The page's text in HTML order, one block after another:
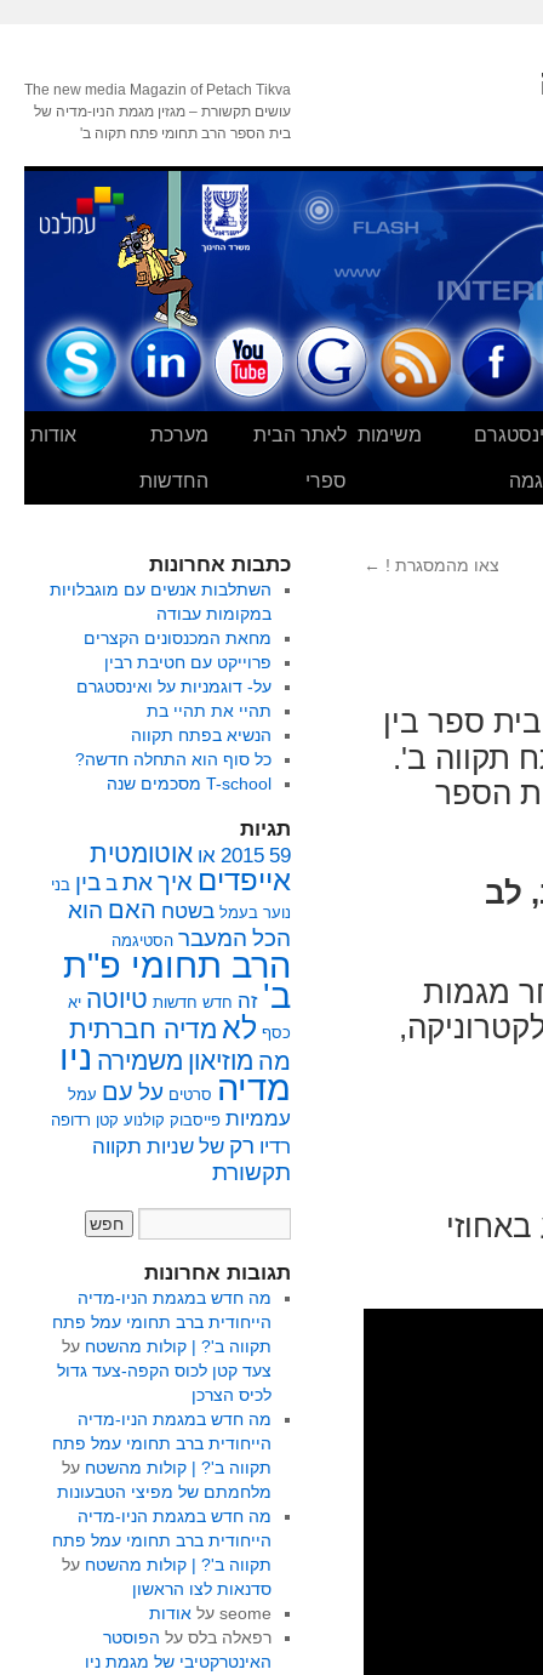
The new media Magazin of Petach Tikva
עושים תקשורת – מגזין מגמת הניו-מדיה של
בית הספר הרב תחומי פתח תקוה ב'
משימות לאתר הבית
ספרי
מערכת
החדשות
אודות
צאו מהמסגרת ! ←
ספר בין
תקווה ב'.
הספר
לב
מגמות
כתבות אחרונות
השתלבות אנשים עם מוגבלויות
במקומות עבודה
מחאת המכנסונים הקצרים
פרוייקט עם חטיבת רבין
על- דוגמניות על ואינסטגרם
תהיי את תהיי בת
הנשיא בפתח תקווה
כל סוף הוא התחלה חדשה?
T-school מסכמים שנה
תגיות
59
2015 או אוטומטית
אייפדים איך את ב בין בני
נוער בעמל בשטח האם הוא
הכל המעבר הסטיגמה
הרב תחומי פ"ת
ב' זה חדש חדשות טיוטה יא
כסף לא מדיה חברתית
מה מוזיאון משמירה ניו
מדיה סרטים על עם עמל
עממיות פייסבוק קולנוע קטן רדופה
רדיו רק של שניות תקווה
תקשורת
תגובות אחרונות
מה חדש במגמת הניו-מדיה
הייחודית ברב תחומי עמל פתח
תקווה ב'? | קולות מהשטח על
צעד קטן לכוס הקפה-צעד גדול
לכיס הצרכן
מה חדש במגמת הניו-מדיה
הייחודית ברב תחומי עמל פתח
תקווה ב'? | קולות מהשטח על
מלחמתם של מפיצי הטבעונות
מה חדש במגמת הניו-מדיה
הייחודית ברב תחומי עמל פתח
תקווה ב'? | קולות מהשטח על
סדנאות לצו הראשון
seomeעל אודות
רפאלה בלסעל הפוסטר
האינטרקטיבי של מגמת ניו